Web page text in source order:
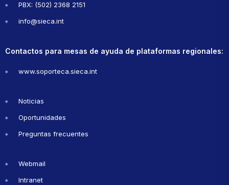
PBX: (502) 2368 2151
info@sieca.int
Contactos para mesas de ayuda de plataformas regionales:
www.soporteca.sieca.int
Noticias
Oportunidades
Preguntas frecuentes
Webmail
Intranet